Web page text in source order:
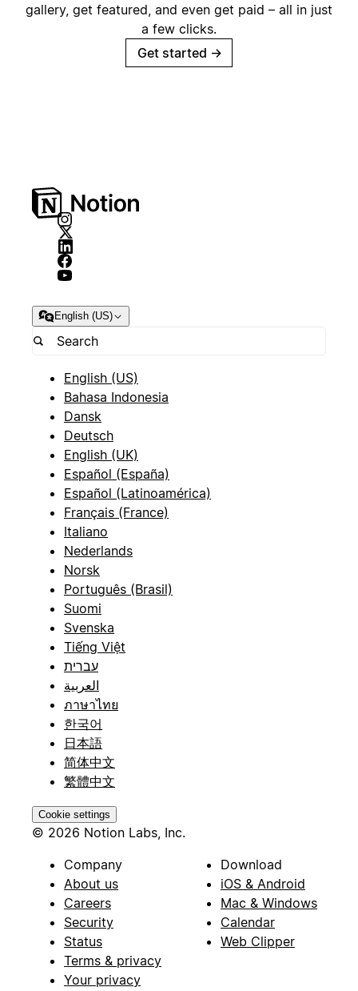
gallery, get featured, and even get paid – all in just
a few clicks.
Get started →
English (US)
English (US)
Bahasa Indonesia
Dansk
Deutsch
English (UK)
Español (España)
Español (Latinoamérica)
Français (France)
Italiano
Nederlands
Norsk
Português (Brasil)
Suomi
Svenska
Tiếng Việt
עברית
العربية
ภาษาไทย
한국어
日本語
简体中文
繁體中文
Cookie settings
© 2026 Notion Labs, Inc.
Company
About us
Careers
Security
Status
Terms & privacy
Your privacy
Download
iOS & Android
Mac & Windows
Calendar
Web Clipper